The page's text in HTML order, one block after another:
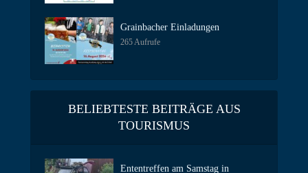
Grainbacher Einladungen
265 Aufrufe
BELIEBTESTE BEITRÄGE AUS
TOURISMUS
Ententreffen am Samstag in